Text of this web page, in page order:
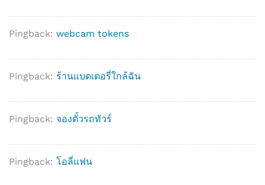
Pingback: webcam tokens
Pingback: ร้านแบตเตอรี่ใกล้ฉัน
Pingback: จองตั๋วรถทัวร์
Pingback: โอลี่แฟน